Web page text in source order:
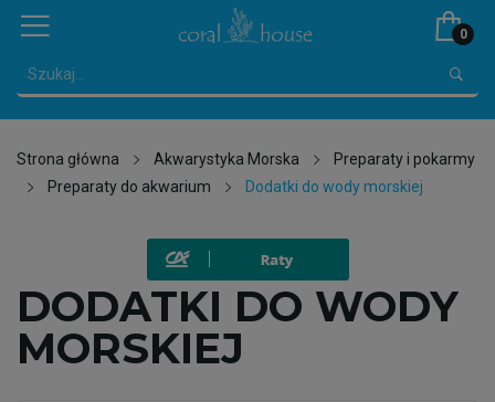
0
Strona główna Akwarystyka Morska
Preparaty i pokarmy
Preparaty do akwarium
Dodatki do wody morskiej
DODATKI DO WODY
MORSKIEJ